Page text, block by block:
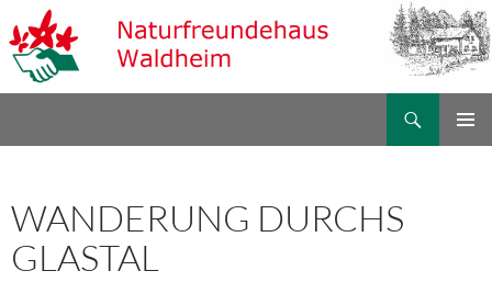
Inhalt
springen
WANDERUNG DURCHS
GLASTAL